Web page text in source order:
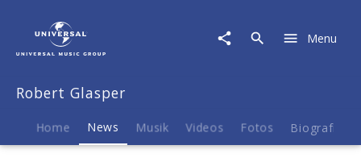
News
R+R=NOW
Robert-
Menu
Robert Glasper
Home News Musik Videos Fotos Biografie